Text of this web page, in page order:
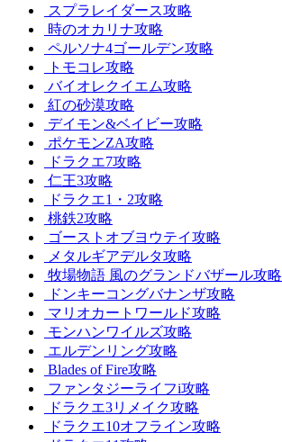
スプラレイダース攻略
時のオカリナ攻略
ペルソナ4ゴールデン攻略
トモコレ攻略
バイオレクイエム攻略
紅の砂漠攻略
デイモン&ベイビー攻略
ポケモンZA攻略
ドラクエ7攻略
仁王3攻略
ドラクエ1・2攻略
桃鉄2攻略
ゴーストオブヨウテイ攻略
メタルギアデルタ攻略
牧場物語 風のグランドバザール攻略
ドンキーコングバナンザ攻略
マリオカートワールド攻略
モンハンワイルズ攻略
エルデンリング攻略
Blades of Fire攻略
ファンタジーライフi攻略
ドラクエ3リメイク攻略
ドラクエ10オフライン攻略